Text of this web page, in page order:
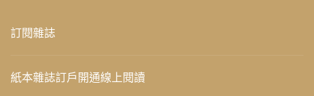
訂閱雜誌
紙本雜誌訂戶開通線上閱讀